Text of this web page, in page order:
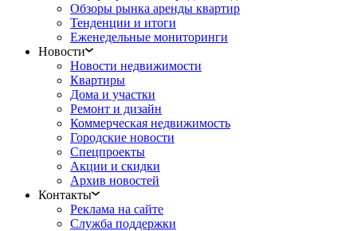
Обзоры рынка аренды квартир
Тенденции и итоги
Еженедельные мониторинги
Новости
Новости недвижимости
Квартиры
Дома и участки
Ремонт и дизайн
Коммерческая недвижимость
Городские новости
Спецпроекты
Акции и скидки
Архив новостей
Контакты
Реклама на сайте
Служба поддержки